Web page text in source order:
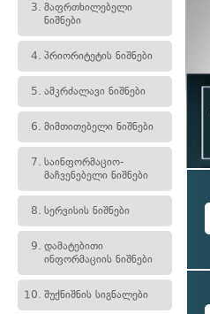
3. მაფრთხილებელი
ნიშნები
4. პრიორიტეტის ნიშნები
5. ამკრძალავი ნიშნები
6. მიმთითებელი ნიშნები
7. საინფორმაციო-
მაჩვენებელი ნიშნები
8. სერვისის ნიშნები
9. დამატებითი
ინფორმაციის ნიშნები
10. შუქნიშნის სიგნალები